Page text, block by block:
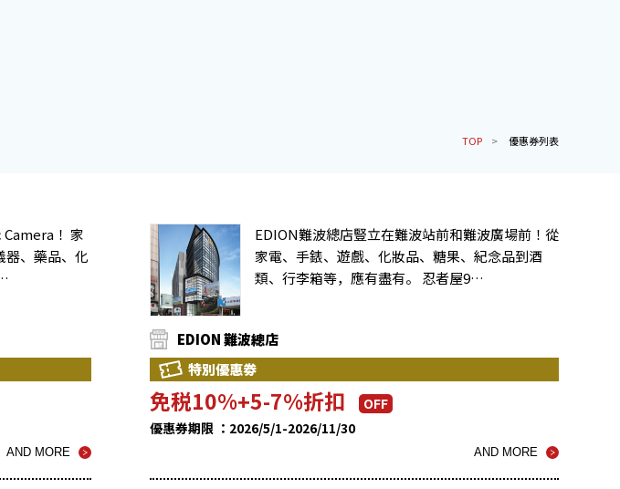
TOP 優惠券列表
！ 家
器、藥品、化
AND MORE
EDION難波總店豎立在難波站前和難波廣場前！從
家電、手錶、遊戲、化妝品、糖果、紀念品到酒
類、行李箱等，應有盡有。 忍者屋9…
EDION 難波總店
特別優惠劵
免税10%+5-7%折扣
OFF
優惠券期限 ：2026/5/1-2026/11/30
AND MORE